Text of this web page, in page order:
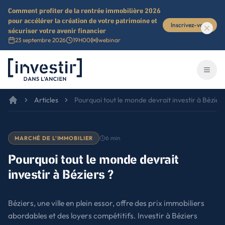
Comment profiter de la rentrée immobilière 2026
pour accélérer la création de votre patrimoine et
sécuriser votre avenir financier
23 septembre 2026 19H00 webinar
Inscrivez-vous
Investir dans l'ancien
Articles Pourquoi tout le monde devrait investir à
MARCHÉ DE L'IMMOBILIER 6 min
Pourquoi tout le monde devrait
investir à Béziers ?
Béziers, une ville en plein essor, offre des prix immobiliers
abordables et des loyers compétitifs. Investir à Béziers